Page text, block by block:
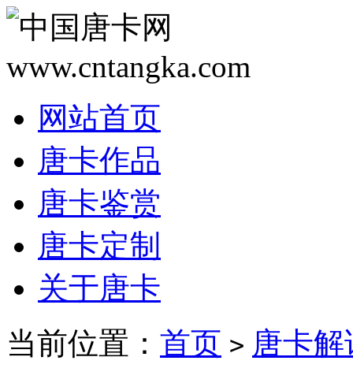
网站首页
唐卡作品
唐卡鉴赏
唐卡定制
关于唐卡
当前位置： 首页 > 唐卡解